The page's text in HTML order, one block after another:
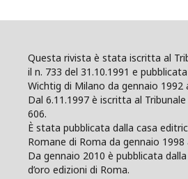
Questa rivista è stata iscritta al
il n. 733 del 31.10.1991 e
Wichtig di Milano da gennaio
Dal 6.11.1997 è iscritta al
606.
È stata pubblicata dalla casa
Romane di Roma da gennaio
Da gennaio 2010 è pubblicata dalla
d’oro edizioni di Roma.